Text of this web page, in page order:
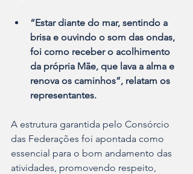
“Estar diante do mar, sentindo a
brisa e ouvindo o som das ondas,
foi como receber o acolhimento
da própria Mãe, que lava a alma e
renova os caminhos”, relatam os
representantes.
A estrutura garantida pelo Consórcio
das Federações foi apontada como
essencial para o bom andamento das
atividades, promovendo respeito,